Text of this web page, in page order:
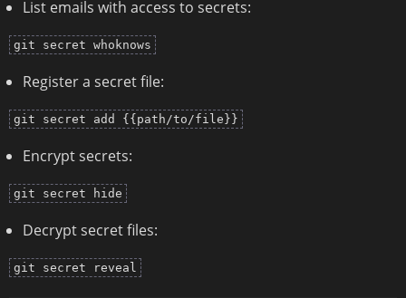
List emails with access to secrets:
git secret whoknows
Register a secret file:
git secret add {{path/to/file}}
Encrypt secrets:
git secret hide
Decrypt secret files:
git secret reveal